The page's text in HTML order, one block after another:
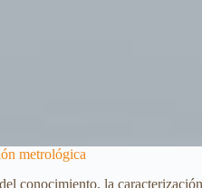
metrológica
conocimiento, la